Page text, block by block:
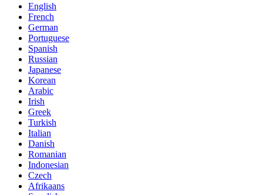
English
French
German
Portuguese
Spanish
Russian
Japanese
Korean
Arabic
Irish
Greek
Turkish
Italian
Danish
Romanian
Indonesian
Czech
Afrikaans